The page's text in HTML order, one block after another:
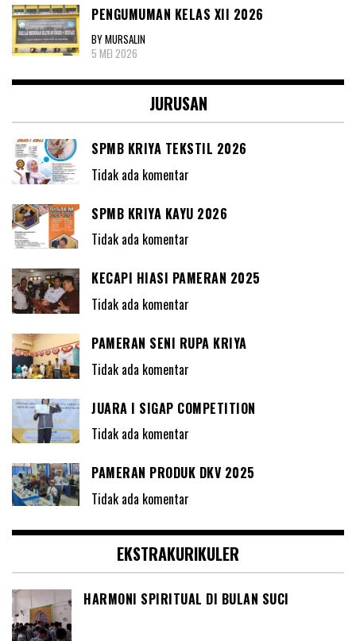
PENGUMUMAN KELAS XII 2026
BY MURSALIN
5 MEI 2026
JURUSAN
SPMB KRIYA TEKSTIL 2026
Tidak ada komentar
SPMB KRIYA KAYU 2026
Tidak ada komentar
KECAPI HIASI PAMERAN 2025
Tidak ada komentar
PAMERAN SENI RUPA KRIYA
Tidak ada komentar
JUARA I SIGAP COMPETITION
Tidak ada komentar
PAMERAN PRODUK DKV 2025
Tidak ada komentar
EKSTRAKURIKULER
HARMONI SPIRITUAL DI BULAN SUCI